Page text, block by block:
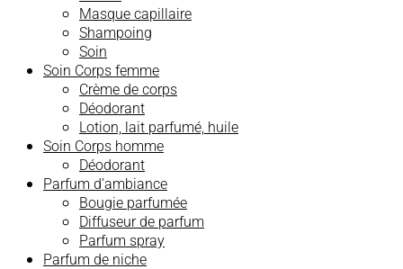
Masque capillaire
Shampoing
Soin
Soin Corps femme
Crème de corps
Déodorant
Lotion, lait parfumé, huile
Soin Corps homme
Déodorant
Parfum d’ambiance
Bougie parfumée
Diffuseur de parfum
Parfum spray
Parfum de niche